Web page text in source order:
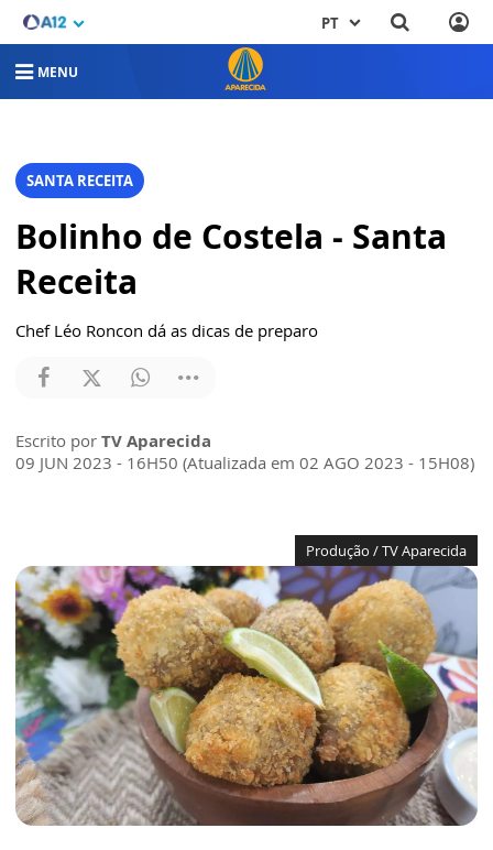
PT
MENU
SANTA RECEITA
Bolinho de Costela - Santa
Receita
Chef Léo Roncon dá as dicas de preparo
Escrito por TV Aparecida
09 JUN 2023 - 16H50 (Atualizada em 02 AGO 2023 - 15H08)
Produção / TV Aparecida